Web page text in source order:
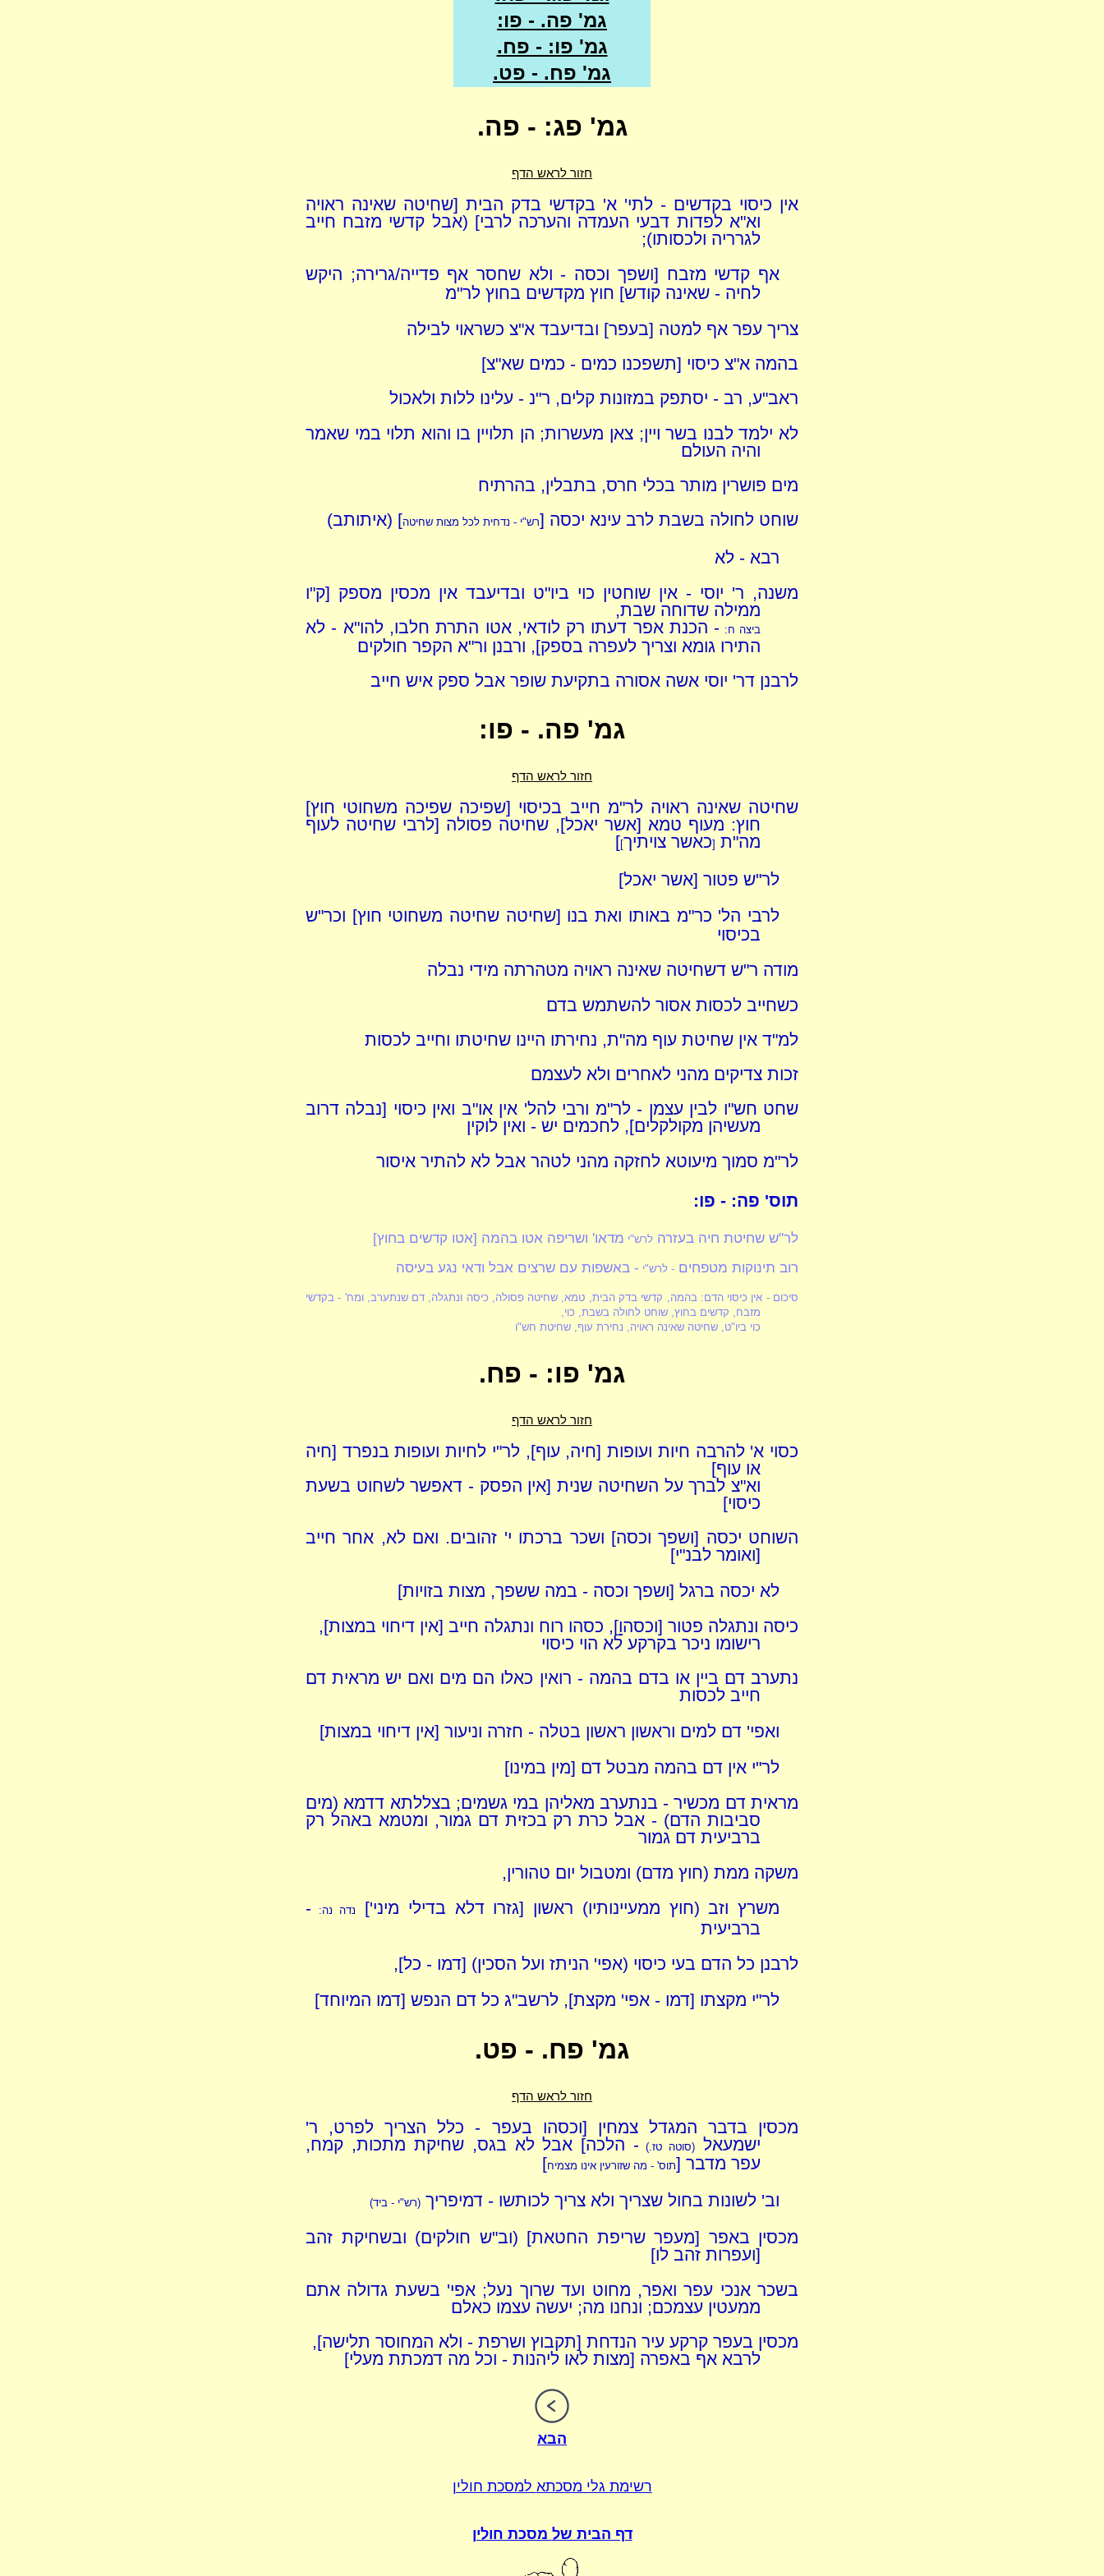
גמ' פה. - פו:
גמ' פו: - פח.
גמ' פח. - פט.
גמ' פג: - פה.
חזור לראש הדף
אין כיסוי בקדשים - לתי' א' בקדשי בדק הבית [שחיטה שאינה ראויה
וא"א לפדות דבעי העמדה והערכה לרבי] (אבל קדשי מזבח חייב
לגרריה ולכסותו);
אף קדשי מזבח [ושפך וכסה - ולא שחסר אף פדייה/גרירה; היקש
לחיה - שאינה קודש] חוץ מקדשים בחוץ לר"מ
צריך עפר אף למטה [בעפר] ובדיעבד א"צ כשראוי לבילה
בהמה א"צ כיסוי [תשפכנו כמים - כמים שא"צ]
ראב"ע, רב - יסתפק במזונות קלים, ר"נ - עלינו ללות ולאכול
לא ילמד לבנו בשר ויין; צאן מעשרות; הן תלויין בו והוא תלוי במי שאמר
והיה העולם
מים פושרין מותר בכלי חרס, בתבלין, בהרתיח
שוחט לחולה בשבת לרב עינא יכסה [רש"י - נדחית לכל מצות שחיטה] (איתותב)
רבא - לא
משנה, ר' יוסי - אין שוחטין כוי ביו"ט ובדיעבד אין מכסין מספק [ק"ו
ממילה שדוחה שבת,
ביצה ח: - הכנת אפר דעתו רק לודאי, אטו התרת חלבו, להו"א - לא
התירו גומא וצריך לעפרה בספק], ורבנן ור"א הקפר חולקים
לרבנן דר' יוסי אשה אסורה בתקיעת שופר אבל ספק איש חייב
גמ' פה. - פו:
חזור לראש הדף
שחיטה שאינה ראויה לר"מ חייב בכיסוי [שפיכה שפיכה משחוטי חוץ]
חוץ: מעוף טמא [אשר יאכל], שחיטה פסולה [לרבי שחיטה לעוף
מה"ת [כאשר צויתיך]
]
לר"ש פטור [אשר יאכל]
לרבי הל' כר"מ באותו ואת בנו [שחיטה שחיטה משחוטי חוץ] וכר"ש
בכיסוי
מודה ר"ש דשחיטה שאינה ראויה מטהרתה מידי נבלה
כשחייב לכסות אסור להשתמש בדם
למ"ד אין שחיטת עוף מה"ת, נחירתו היינו שחיטתו וחייב לכסות
זכות צדיקים מהני לאחרים ולא לעצמם
שחט חש"ו לבין עצמן - לר"מ ורבי להל' אין או"ב ואין כיסוי [נבלה דרוב
מעשיהן מקולקלים], לחכמים יש - ואין לוקין
לר"מ סמוך מיעוטא לחזקה מהני לטהר אבל לא להתיר איסור
תוס' פה: - פו:
לר"ש שחיטת חיה בעזרה לרש"י מדאו' ושריפה אטו בהמה [אטו קדשים בחוץ]
רוב תינוקות מטפחים - לרש"י - באשפות עם שרצים אבל ודאי נגע בעיסה
סיכום - אין כיסוי הדם: בהמה, קדשי בדק הבית, טמא, שחיטה פסולה, כיסה ונתגלה, דם שנתערב, ומח' - בקדשי
מזבח, קדשים בחוץ, שוחט לחולה בשבת, כוי,
כוי ביו"ט, שחיטה שאינה ראויה, נחירת עוף, שחיטת חש"ו
גמ' פו: - פח.
חזור לראש הדף
כסוי א' להרבה חיות ועופות [חיה, עוף], לר"י לחיות ועופות בנפרד [חיה
או עוף]
וא"צ לברך על השחיטה שנית [אין הפסק - דאפשר לשחוט בשעת
כיסוי]
השוחט יכסה [ושפך וכסה] ושכר ברכתו י' זהובים. ואם לא, אחר חייב
[ואומר לבנ"י]
לא יכסה ברגל [ושפך וכסה - במה ששפך, מצות בזויות]
כיסה ונתגלה פטור [וכסהו], כסהו רוח ונתגלה חייב [אין דיחוי במצות],
רישומו ניכר בקרקע לא הוי כיסוי
נתערב דם ביין או בדם בהמה - רואין כאלו הם מים ואם יש מראית דם
חייב לכסות
ואפי' דם למים וראשון ראשון בטלה - חזרה וניעור [אין דיחוי במצות]
לר"י אין דם בהמה מבטל דם [מין במינו]
מראית דם מכשיר - בנתערב מאליהן במי גשמים; בצללתא דדמא (מים
סביבות הדם) - אבל כרת רק בכזית דם גמור, ומטמא באהל רק
ברביעית דם גמור
משקה ממת (חוץ מדם) ומטבול יום טהורין,
משרץ וזב (חוץ ממעיינותיו) ראשון [גזרו דלא בדילי מיני']
נדה נה: -
ברביעית
לרבנן כל הדם בעי כיסוי (אפי' הניתז ועל הסכין) [דמו - כל],
לר"י מקצתו [דמו - אפי' מקצת], לרשב"ג כל דם הנפש [דמו המיוחד]
גמ' פח. - פט.
חזור לראש הדף
מכסין בדבר המגדל צמחין [וכסהו בעפר - כלל הצריך לפרט, ר'
ישמעאל
(סוטה טז.) - הלכה] אבל לא בגס, שחיקת מתכות, קמח,
עפר מדבר [תוס' - מה שזורעין אינו מצמיח]
וב' לשונות בחול שצריך ולא צריך לכותשו - דמיפריך(רש"י - ביד)
מכסין באפר [מעפר שריפת החטאת] (וב"ש חולקים) ובשחיקת זהב
[ועפרות זהב לו]
בשכר אנכי עפר ואפר, מחוט ועד שרוך נעל; אפי' בשעת גדולה אתם
ממעטין עצמכם; ונחנו מה; יעשה עצמו כאלם
מכסין בעפר קרקע עיר הנדחת [תקבוץ ושרפת - ולא המחוסר תלישה],
לרבא אף באפרה [מצות לאו ליהנות - וכל מה דמכתת מעלי]
הבא
רשימת גלי מסכתא למסכת חולין
דף הבית של מסכת חולין